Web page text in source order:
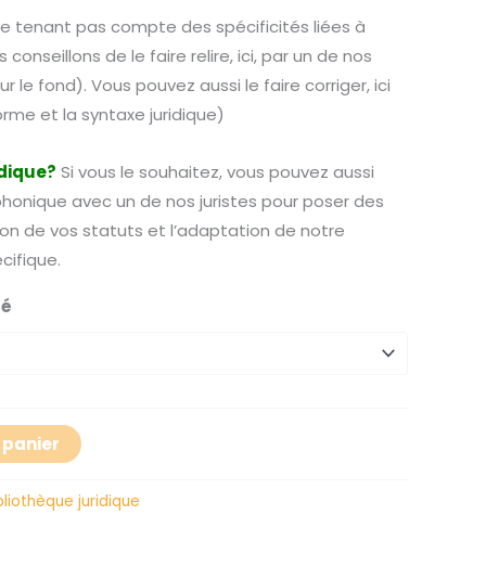
tenant pas compte des spécificités liées à
de le faire relire, ici, par un de nos
le fond). Vous pouvez aussi le faire corriger, ici
et la syntaxe juridique)
Si vous le souhaitez, vous pouvez aussi
avec un de nos juristes pour poser des
de vos statuts et l’adaptation de notre
juridique